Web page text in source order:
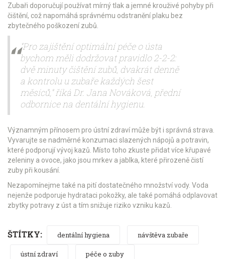
Zubaři doporučují používat mírný tlak a jemné krouživé pohyby při
čištění, což napomáhá správnému odstranění plaku bez
zbytečného poškození zubů.
"Pro zajištění optimální péče o ústa
bychom měli dodržovat pravidlo 2-2-2:
dvě minuty čištění zubů, dvakrát denně
a kontrolu u zubaře každých šest
měsíců," říká Dr. Jana Nováková, přední
odbornice na dentální hygienu.
Významným přínosem pro ústní zdraví může být i správná strava.
Vyvarujte se nadměrné konzumaci slazených nápojů a potravin,
které podporují vývoj kazů. Místo toho zkuste přidat více křupavé
zeleniny a ovoce, jako jsou mrkev a jablka, které přirozeně čistí
zuby při kousání.
Nezapomínejme také na pití dostatečného množství vody. Voda
nejenže podporuje hydrataci pokožky, ale také pomáhá odplavovat
zbytky potravy z úst a tím snižuje riziko vzniku kazů.
ŠTÍTKY: dentální hygiena návštěva zubaře
ústní zdraví péče o zuby